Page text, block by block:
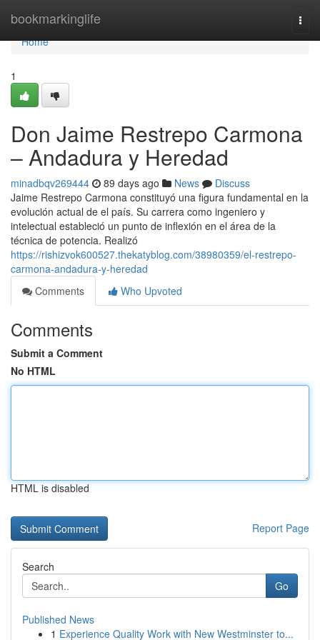
bookmarkinglife
Home
Home
1
Don Jaime Restrepo Carmona
– Andadura y Heredad
minadbqv269444 89 days ago News
Discuss
Jaime Restrepo Carmona constituyó una figura fundamental en la
evolución actual de el país. Su carrera como ingeniero y
intelectual estableció un punto de inflexión en el área de la
técnica de potencia. Realizó
https://rishizvok600527.thekatyblog.com/38980359/el-restrepo-
carmona-andadura-y-heredad
Comments
Who Upvoted
Comments
Submit a Comment
No HTML
HTML is disabled
Report Page
Search
Go
Published News
1 Experience Quality Work with New Westminster to...